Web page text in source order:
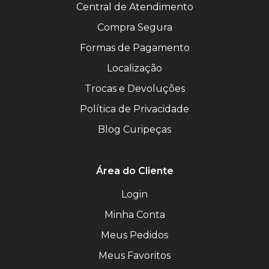
Central de Atendimento
Compra Segura
Formas de Pagamento
Localização
Trocas e Devoluções
Política de Privacidade
Blog Curipeças
Área do Cliente
Login
Minha Conta
Meus Pedidos
Meus Favoritos